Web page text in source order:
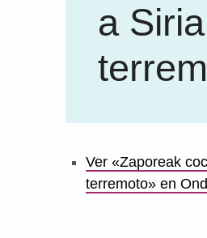
a
Ver «Zaporeak
terremoto» en